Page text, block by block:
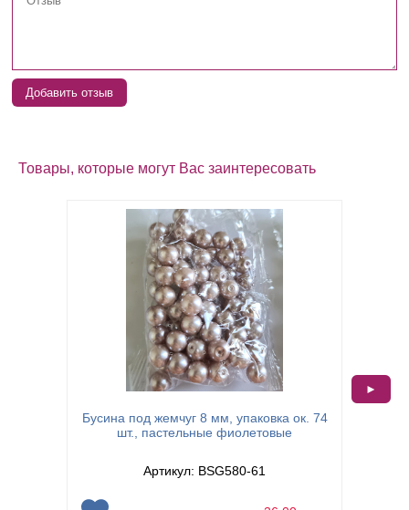
Добавить отзыв
Товары, которые могут Вас заинтересовать
Бусина под жемчуг 8 мм, упаковка ок. 74
шт., пастельные фиолетовые
Артикул: BSG580-61
►